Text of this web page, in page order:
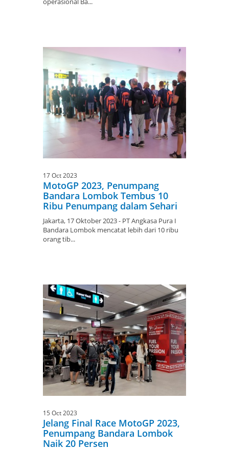
17 Oct 2023
MotoGP 2023, Penumpang
Bandara Lombok Tembus 10
Ribu Penumpang dalam Sehari
Jakarta, 17 Oktober 2023 - PT Angkasa Pura I
Bandara Lombok mencatat lebih dari 10 ribu
orang tib...
15 Oct 2023
Jelang Final Race MotoGP 2023,
Penumpang Bandara Lombok
Naik 20 Persen